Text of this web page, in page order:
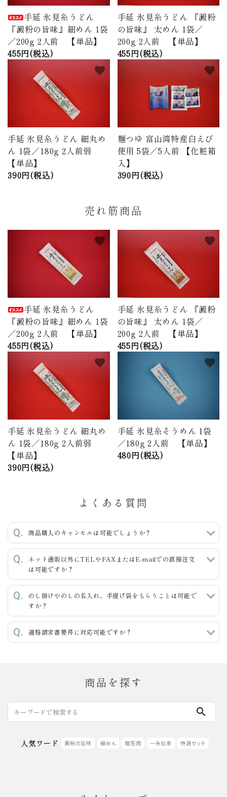
手延 氷見糸うどん
『澱粉の旨味』細めん 1袋
／200g 2人前 【単品】
455円(税込)
手延 氷見糸うどん 『澱粉
の旨味』 太めん 1袋／
200g 2人前 【単品】
455円(税込)
手延 氷見糸うどん 細丸め
ん 1袋／180g 2人前弱
【単品】
390円(税込)
favorite
麺つゆ 富山湾特産白えび
使用 5袋／5人前 【化粧箱
入】
390円(税込)
favorite
売れ筋商品
手延 氷見糸うどん
『澱粉の旨味』細めん 1袋
／200g 2人前 【単品】
455円(税込)
favorite
手延 氷見糸うどん 『澱粉
の旨味』 太めん 1袋／
200g 2人前 【単品】
455円(税込)
favorite
手延 氷見糸うどん 細丸め
ん 1袋／180g 2人前弱
【単品】
390円(税込)
favorite
手延 氷見糸そうめん 1袋
／180g 2人前 【単品】
480円(税込)
favorite
よくある質問
商品購入のキャンセルは可能でしょうか？
ネット通販以外にTELやFAXまたはE-mailでの直接注文
は可能ですか？
のし掛けやのしの名入れ、手提げ袋をもらうことは可能で
すか？
適格請求書要件に対応可能ですか？
商品を探す
search
人気ワード 澱粉の旨味 細めん 贈答用 一糸伝承 特選セット